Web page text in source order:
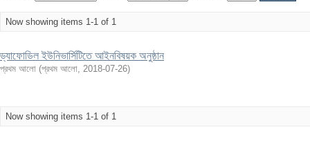
Now showing items 1-1 of 1
ড্যাফোডিল ইউনিভার্সিটিতে আইনবিষয়ক অনুষ্ঠান
প্রথম আলো (প্রথম আলো, 2018-07-26)
Now showing items 1-1 of 1